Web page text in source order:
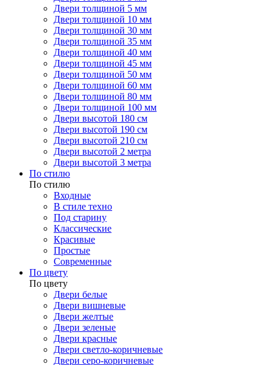
Двери толщиной 5 мм
Двери толщиной 10 мм
Двери толщиной 30 мм
Двери толщиной 35 мм
Двери толщиной 40 мм
Двери толщиной 45 мм
Двери толщиной 50 мм
Двери толщиной 60 мм
Двери толщиной 80 мм
Двери толщиной 100 мм
Двери высотой 180 см
Двери высотой 190 см
Двери высотой 210 см
Двери высотой 2 метра
Двери высотой 3 метра
По стилю
По стилю
Входные
В стиле техно
Под старину
Классические
Красивые
Простые
Современные
По цвету
По цвету
Двери белые
Двери вишневые
Двери желтые
Двери зеленые
Двери красные
Двери светло-коричневые
Двери серо-коричневые